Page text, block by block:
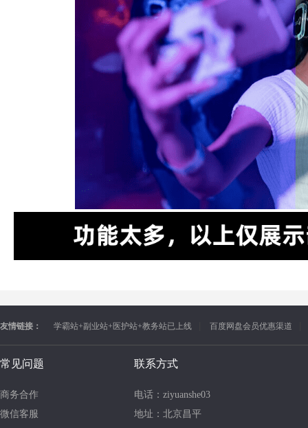
友情链接： 学霸站+副业站+医护站+教务站已上线 百度网盘会员优惠渠道
常见问题
商务合作
微信客服
联系方式
电话：ziyuanshe03
地址：北京昌平